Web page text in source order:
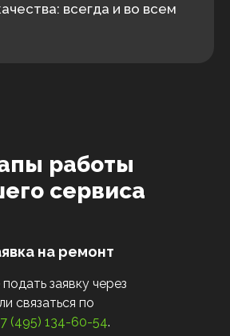
всегда и во всем
работы
сервиса
на ремонт
заявку через
связаться по
(495) 134-60-54.